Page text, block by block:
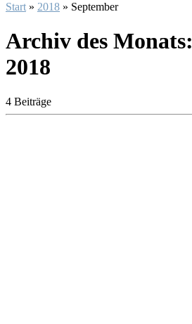
Start » 2018 » September
Archiv des Monats:
2018
4 Beiträge